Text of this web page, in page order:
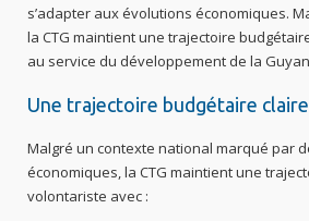
s’adapter aux évolutions économiques.
la CTG maintient une trajectoire
au service du développement de la
Une trajectoire budgétaire
Malgré un contexte national marqué par
économiques, la CTG maintient une
volontariste avec :